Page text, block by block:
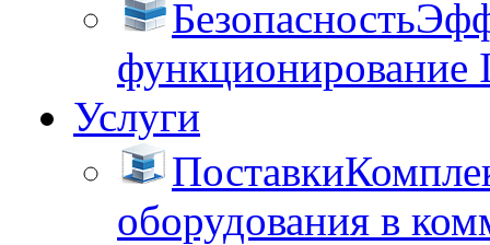
Безопасность
функционирование
Услуги
Поставки
оборудования в